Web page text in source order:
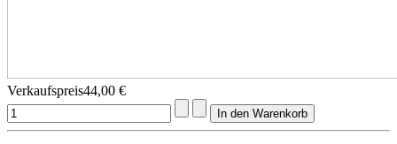
Verkaufspreis44,00 €